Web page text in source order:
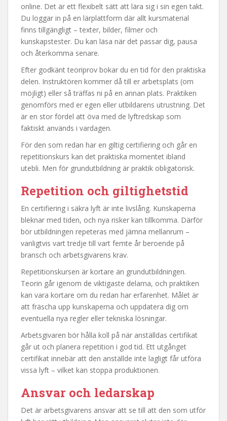
online. Det är ett flexibelt sätt att lära sig i sin egen takt.
Du loggar in på en lärplattform där allt kursmaterial
finns tillgängligt – texter, bilder, filmer och
kunskapstester. Du kan läsa när det passar dig, pausa
och återkomma senare.
Efter godkänt teoriprov bokar du en tid för den praktiska
delen. Instruktören kommer då till er arbetsplats (om
möjligt) eller så träffas ni på en annan plats. Praktiken
genomförs med er egen eller utbildarens utrustning. Det
är en stor fördel att öva med de lyftredskap som
faktiskt används i vardagen.
För den som redan har en giltig certifiering och går en
repetitionskurs kan det praktiska momentet ibland
utebli. Men för grundutbildning är praktik obligatorisk.
Repetition och giltighetstid
En certifiering i säkra lyft är inte livslång. Kunskaperna
bleknar med tiden, och nya risker kan tillkomma. Därför
bör utbildningen repeteras med jämna mellanrum –
vanligtvis vart tredje till vart femte år beroende på
bransch och arbetsgivarens krav.
Repetitionskursen är kortare än grundutbildningen.
Teorin går igenom de viktigaste delarna, och praktiken
kan vara kortare om du redan har erfarenhet. Målet är
att fräscha upp kunskaperna och uppdatera dig om
eventuella nya regler eller tekniska lösningar.
Arbetsgivaren bör hålla koll på när anställdas certifikat
går ut och planera repetition i god tid. Ett utgånget
certifikat innebär att den anställde inte lagligt får utföra
vissa lyft – vilket kan stoppa produktionen.
Ansvar och ledarskap
Det är arbetsgivarens ansvar att se till att den som utför